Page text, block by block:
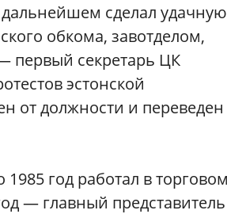
сделал удачную
обкома, завотделом,
первый секретарь ЦК
эстонской
от должности и
год работал в торговом
— главный представитель